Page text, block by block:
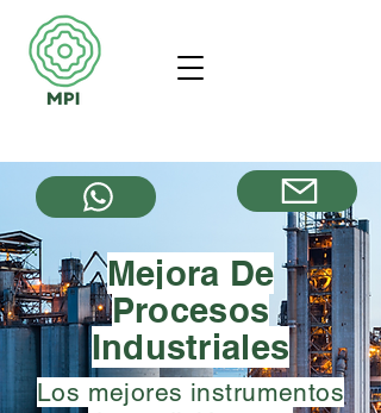
Mejora De
Procesos
Industriales
Los mejores instrumentos